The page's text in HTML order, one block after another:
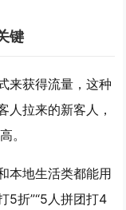
键
来获得流量，这种
人拉来的新客人，
。
本地生活类都能用
5折”“5人拼团打4